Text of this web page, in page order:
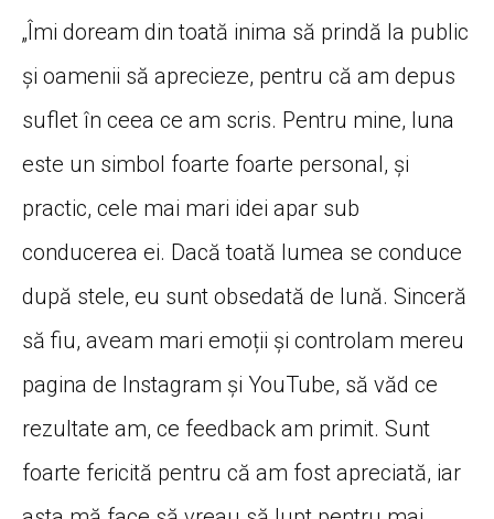
„Îmi doream din toată inima să prindă la public
și oamenii să aprecieze, pentru că am depus
suflet în ceea ce am scris. Pentru mine, luna
este un simbol foarte foarte personal, și
practic, cele mai mari idei apar sub
conducerea ei. Dacă toată lumea se conduce
după stele, eu sunt obsedată de lună. Sinceră
să fiu, aveam mari emoții și controlam mereu
pagina de Instagram și YouTube, să văd ce
rezultate am, ce feedback am primit. Sunt
foarte fericită pentru că am fost apreciată, iar